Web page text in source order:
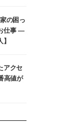
の困っ
仕事 ―
アクセ
高値が